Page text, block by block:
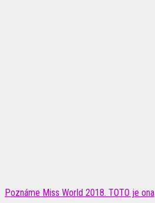
Poznáme Miss World 2018. TOTO je ona